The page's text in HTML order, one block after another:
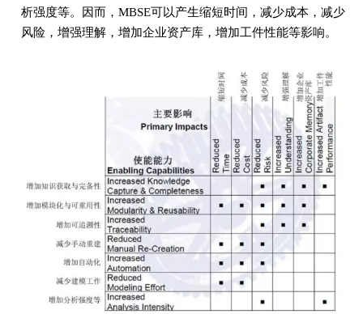
析强度等。因而，MBSE可以产生缩短时间，减少成本，减少
风险，增强理解，增加企业资产库，增加工件性能等影响。